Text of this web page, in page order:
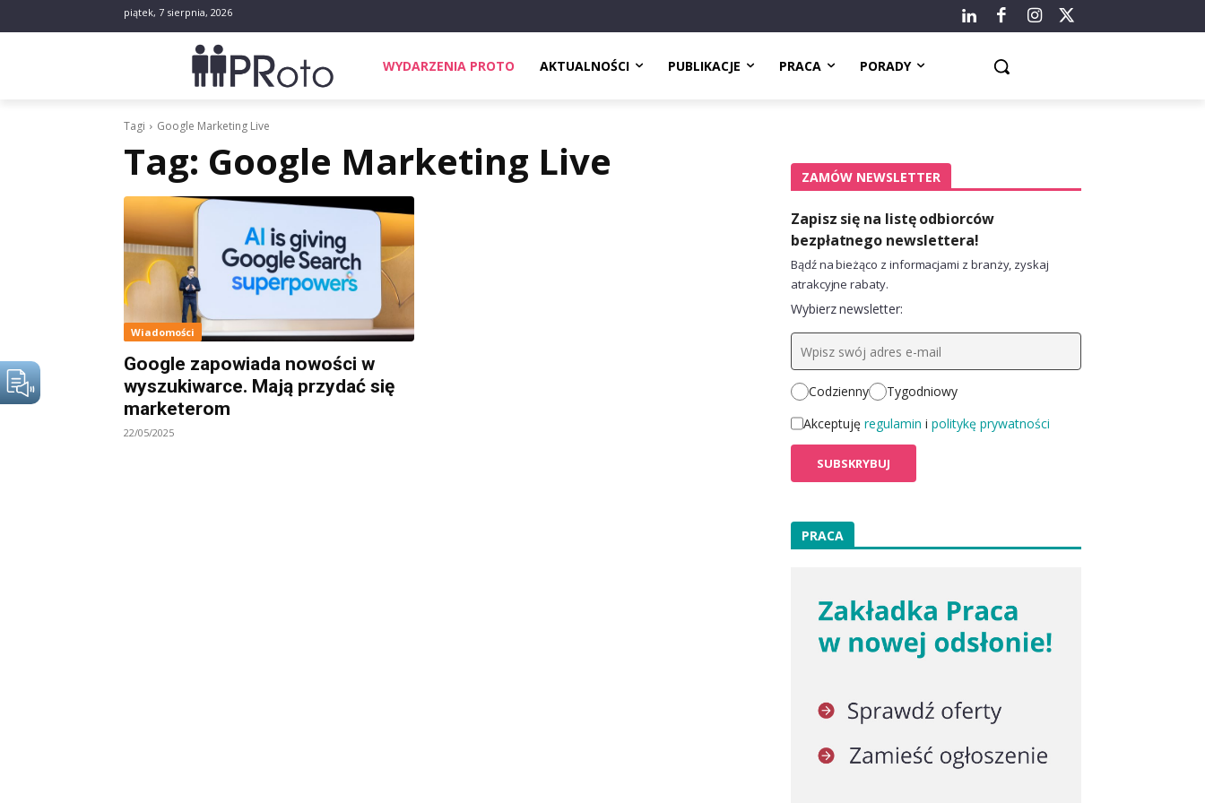
piątek, 7 sierpnia, 2026
WYDARZENIA PROTO AKTUALNOŚCI PUBLIKACJE PRACA PORADY
Tagi Google Marketing Live
Tag: Google Marketing Live
Wiadomości
Google zapowiada nowości w
wyszukiwarce. Mają przydać się
marketerom
22/05/2025
ZAMÓW NEWSLETTER
Zapisz się na listę odbiorców
bezpłatnego newslettera!
Bądź na bieżąco z informacjami z branży, zyskaj
atrakcyjne rabaty.
Wybierz newsletter:
Codzienny
Tygodniowy
Akceptuję regulamin i politykę prywatności
PRACA